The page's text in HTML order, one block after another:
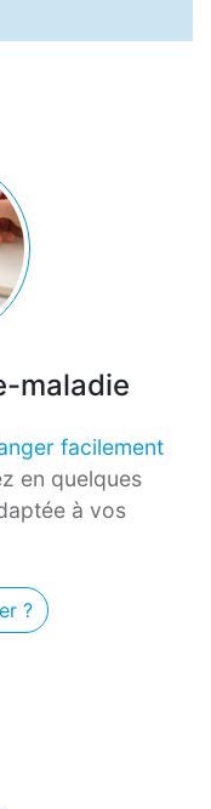
maladie
facilement
en quelques
à vos
?